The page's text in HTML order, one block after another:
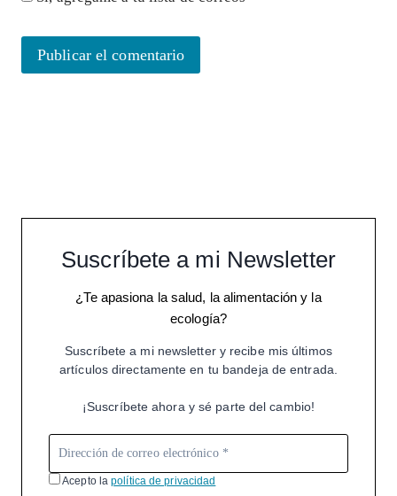
Suscríbete a mi Newsletter
¿Te apasiona la salud, la alimentación y la
ecología?
Suscríbete a mi newsletter y recibe mis últimos
artículos directamente en tu bandeja de entrada.
¡Suscríbete ahora y sé parte del cambio!
Acepto lapolítica de privacidad